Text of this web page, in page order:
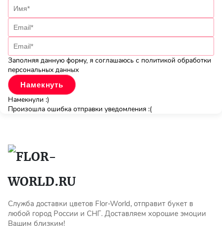
Заполняя данную форму, я соглашаюсь с политикой обработки
персональных данных
Намекнули :)
Произошла ошибка отправки уведомления :(
Служба доставки цветов Flor-World, отправит букет в
любой город России и СНГ. Доставляем хорошие эмоции
Вашим близким!